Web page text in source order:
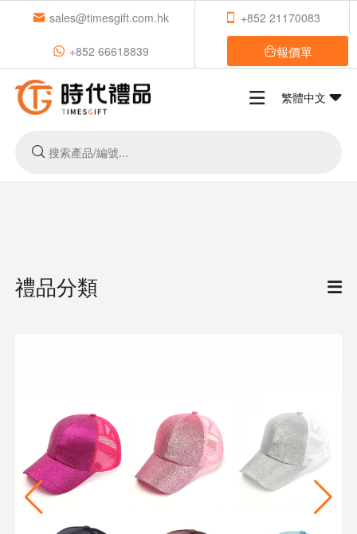
sales@timesgift.com.hk +852 21170083
+852 66618839 報價單
繁體中文
禮品分類